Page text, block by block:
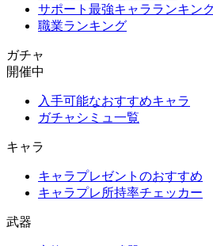
サポート最強キャラランキン
職業ランキング
ガチャ
開催中
入手可能なおすすめキャラ
ガチャシミュ一覧
キャラ
キャラプレゼントのおすすめ
キャラプレ所持率チェッカー
武器